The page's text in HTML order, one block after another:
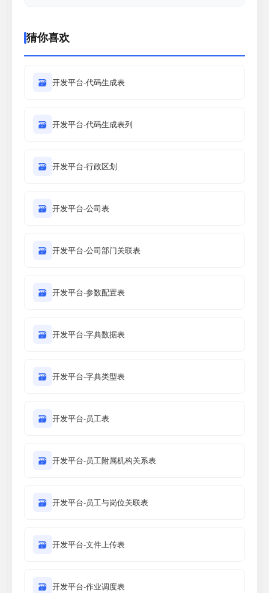
猜你喜欢
🗃 开发平台-代码生成表
🗃 开发平台-代码生成表列
🗃 开发平台-行政区划
🗃 开发平台-公司表
🗃 开发平台-公司部门关联表
🗃 开发平台-参数配置表
🗃 开发平台-字典数据表
🗃 开发平台-字典类型表
🗃 开发平台-员工表
🗃 开发平台-员工附属机构关系表
🗃 开发平台-员工与岗位关联表
🗃 开发平台-文件上传表
🗃 开发平台-作业调度表